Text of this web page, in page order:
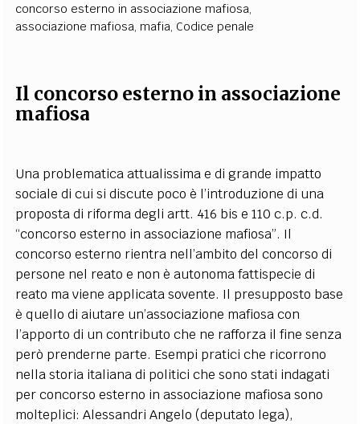
concorso esterno in associazione mafiosa,
associazione mafiosa, mafia, Codice penale
Il concorso esterno in associazione
mafiosa
Una problematica attualissima e di grande impatto
sociale di cui si discute poco è l’introduzione di una
proposta di riforma degli artt. 416 bis e 110 c.p. c.d.
“concorso esterno in associazione mafiosa”. Il
concorso esterno rientra nell’ambito del concorso di
persone nel reato e non è autonoma fattispecie di
reato ma viene applicata sovente. Il presupposto base
è quello di aiutare un’associazione mafiosa con
l’apporto di un contributo che ne rafforza il fine senza
però prenderne parte. Esempi pratici che ricorrono
nella storia italiana di politici che sono stati indagati
per concorso esterno in associazione mafiosa sono
molteplici: Alessandri Angelo (deputato lega),